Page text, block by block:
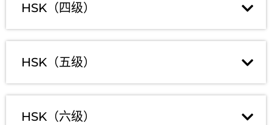
HSK（四级）
HSK（五级）
HSK（六级）